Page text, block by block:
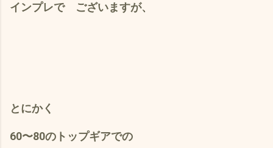
インプレで ございますが、
とにかく
60〜80のトップギアでの